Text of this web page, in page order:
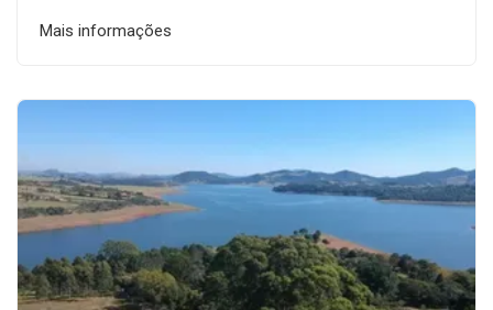
Mais informações